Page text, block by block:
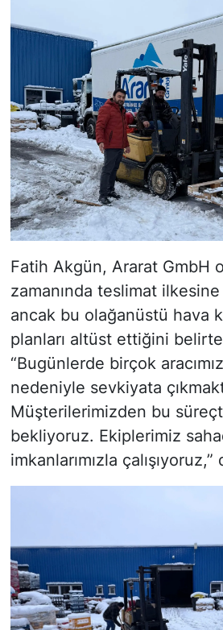
Fatih Akgün, Ararat GmbH
zamanında teslimat ilkesine
ancak bu olağanüstü hava
planları altüst ettiğini
“Bugünlerde birçok
nedeniyle sevkiyata
Müşterilerimizden bu
bekliyoruz. Ekiplerimiz
imkanlarımızla çalışıyoruz,”